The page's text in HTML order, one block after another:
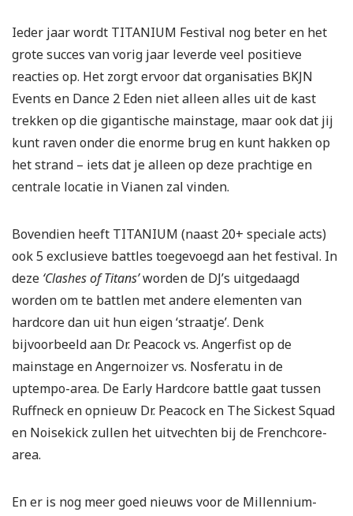
Ieder jaar wordt TITANIUM Festival nog beter en het
grote succes van vorig jaar leverde veel positieve
reacties op. Het zorgt ervoor dat organisaties BKJN
Events en Dance 2 Eden niet alleen alles uit de kast
trekken op die gigantische mainstage, maar ook dat jij
kunt raven onder die enorme brug en kunt hakken op
het strand – iets dat je alleen op deze prachtige en
centrale locatie in Vianen zal vinden.
Bovendien heeft TITANIUM (naast 20+ speciale acts)
ook 5 exclusieve battles toegevoegd aan het festival. In
deze ‘Clashes of Titans’worden de DJ’s uitgedaagd
worden om te battlen met andere elementen van
hardcore dan uit hun eigen ‘straatje’. Denk
bijvoorbeeld aan Dr. Peacock vs. Angerfist op de
mainstage en Angernoizer vs. Nosferatu in de
uptempo-area. De Early Hardcore battle gaat tussen
Ruffneck en opnieuw Dr. Peacock en The Sickest Squad
en Noisekick zullen het uitvechten bij de Frenchcore-
area.
En er is nog meer goed nieuws voor de Millennium-